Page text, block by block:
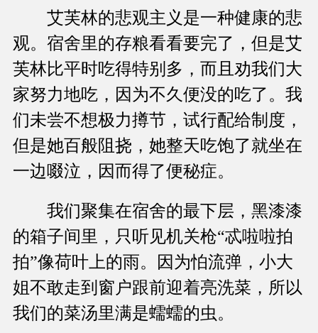
艾芙林的悲观主义是一种健康的悲
观。宿舍里的存粮看看要完了，但是艾
芙林比平时吃得特别多，而且劝我们大
家努力地吃，因为不久便没的吃了。我
们未尝不想极力撙节，试行配给制度，
但是她百般阻挠，她整天吃饱了就坐在
一边啜泣，因而得了便秘症。
我们聚集在宿舍的最下层，黑漆漆
的箱子间里，只听见机关枪“忒啦啦拍
拍”像荷叶上的雨。因为怕流弹，小大
姐不敢走到窗户跟前迎着亮洗菜，所以
我们的菜汤里满是蠕蠕的虫。